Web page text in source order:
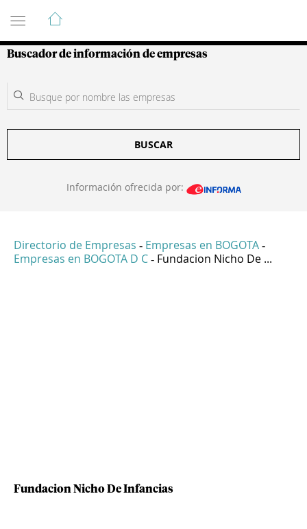
Guía de Empresas Colombianas
Buscador de información de empresas
BUSCAR
Información ofrecida por:
Directorio de Empresas - Empresas en BOGOTA -
Empresas en BOGOTA D C - Fundacion Nicho De ...
Fundacion Nicho De Infancias